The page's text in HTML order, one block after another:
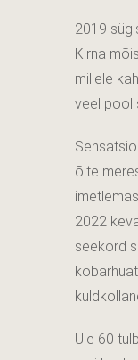
2019
Kirna
millele
veel pool
õite
2022
seekord
Üle 60